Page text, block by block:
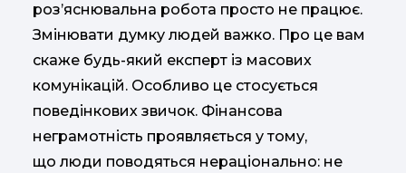
роз’яснювальна робота просто не працює.
Змінювати думку людей важко. Про це вам
скаже будь-який експерт із масових
комунікацій. Особливо це стосується
поведінкових звичок. Фінансова
неграмотність проявляється у тому,
що люди поводяться нераціонально: не